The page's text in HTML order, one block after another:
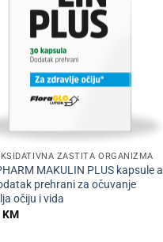
ZAŠTITA ORGANIZMA
MAKULIN PLUS kapsule a
prehrani za očuvanje
očiju i vida
KM